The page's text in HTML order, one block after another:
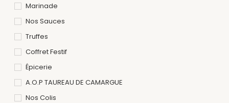
Marinade
Nos Sauces
Truffes
Coffret Festif
Épicerie
A.O.P TAUREAU DE CAMARGUE
Nos Colis